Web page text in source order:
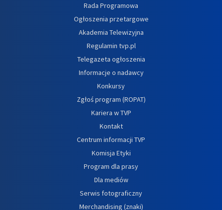
Rada Programowa
Ogłoszenia przetargowe
Akademia Telewizyjna
Regulamin tvp.pl
Telegazeta ogłoszenia
Informacje o nadawcy
Konkursy
Zgłoś program (ROPAT)
Kariera w TVP
Kontakt
Centrum informacji TVP
Komisja Etyki
Program dla prasy
Dla mediów
Serwis fotograficzny
Merchandising (znaki)